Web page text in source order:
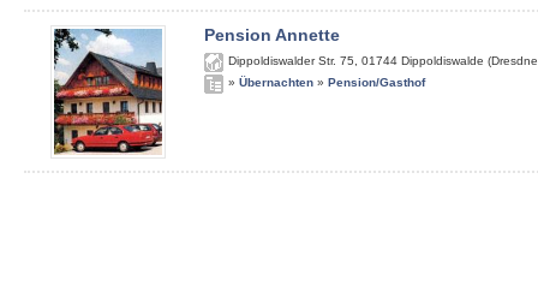
Pension Annette
Dippoldiswalder Str. 75 01744 Dippoldiswalde
» Übernachten » Pension/Gasthof